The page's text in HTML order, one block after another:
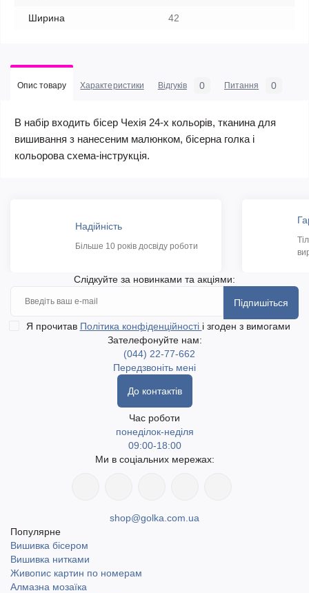
Ширина 42
Опис товару Характеристики Відгуків 0 Питання 0
В набір входить бісер Чехія 24-х кольорів, тканина для
вишивання з нанесеним малюнком, бісерна голка і
кольорова схема-інструкція.
Надійність
Більше 10 років досвіду роботи
Слідкуйте за новинками та акціями:
Підпишіться
Я прочитав Політика конфіденційності і згоден з вимогами
Зателефонуйте нам:
(044) 22-77-662
Передзвоніть мені
До контактів
Час роботи
понеділок-неділя
09:00-18:00
Ми в соціальних мережах:
shop@golka.com.ua
Популярне
Вишивка бісером
Вишивка нитками
Живопис картин по номерам
Алмазна мозаїка